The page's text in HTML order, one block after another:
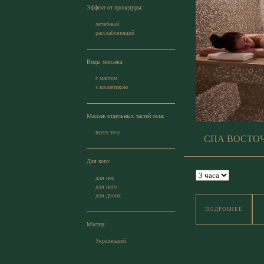
Эффект от процедуры:
лечебный
расслабляющий
Виды массажа:
с маслом
з косметикою
Массаж отдельных частей тела:
всего тела
Для кого:
для нее
для него
для двоих
Мастер:
Український
СПА
ПОДРОБНЕЕ